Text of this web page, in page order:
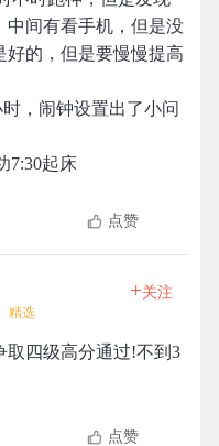
中间有看手机，但是没
好的，但是要慢慢提高
，闹钟设置出了小问
7:30起床
点赞
精选
+关注
取四级高分通过!不到3
点赞